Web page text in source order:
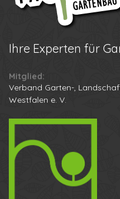
Ihre Experten für
Mitglied:
Verband Garten-,
Westfalen e. V.